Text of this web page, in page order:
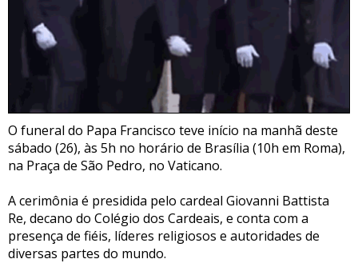
O funeral do Papa Francisco teve início na manhã deste
sábado (26), às 5h no horário de Brasília (10h em Roma),
na Praça de São Pedro, no Vaticano.
A cerimônia é presidida pelo cardeal Giovanni Battista
Re, decano do Colégio dos Cardeais, e conta com a
presença de fiéis, líderes religiosos e autoridades de
diversas partes do mundo.​